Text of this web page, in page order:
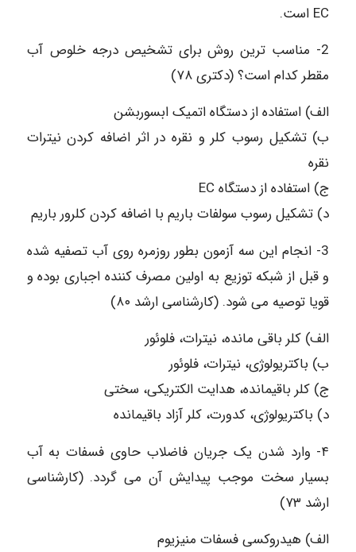
EC است.
2- مناسب ترین روش برای تشخیص درجه خلوص آب
مقطر کدام است؟ (دکتری ۷۸)
الف) استفاده از دستگاه اتمیک ابسوربشن
ب) تشکیل رسوب کلر و نقره در اثر اضافه کردن نیترات
نقره
ج) استفاده از دستگاه EC
د) تشکیل رسوب سولفات باریم با اضافه کردن کلرور باریم
3- انجام این سه آزمون بطور روزمره روی آب تصفیه شده
و قبل از شبکه توزیع به اولین مصرف کننده اجباری بوده و
قويا توصیه می شود. (کارشناسی ارشد ۸۰)
الف) کلر باقی مانده، نیترات، فلوئور
ب) باکتریولوژی، نیترات، فلوئور
ج) کلر باقیمانده، هدایت الکتریکی، سختی
د) باکتریولوژی، کدورت، کلر آزاد باقیمانده
۴- وارد شدن یک جریان فاضلاب حاوی فسفات به آب
بسیار سخت موجب پیدایش آن می گردد. (کارشناسی
ارشد ۷۳)
الف) هیدروکسی فسفات منیزیوم